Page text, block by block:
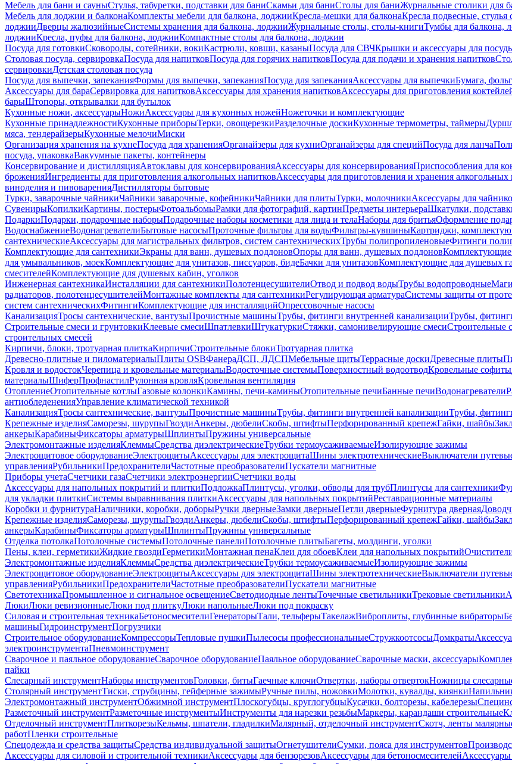
Мебель для бани и сауныСтулья, табуретки, подставки для баниСкамьи для баниСтолы для баниЖурнальные столики для
Мебель для лоджии и балконаКомплекты мебели для балкона, лоджииКресла-мешки для балконаКресла подвесные, стулья
лоджииДверцы жалюзийныеСистемы хранения для балкона, лоджииЖурнальные столы, столы-книгиТумбы для балкона,
лоджииКресла, пуфы для балкона, лоджииКомпактные столы для балкона, лоджии
Посуда для готовкиСковороды, сотейники, вокиКастрюли, ковши, казаныПосуда для СВЧКрышки и аксессуары для
Столовая посуда, сервировкаПосуда для напитковПосуда для горячих напитковПосуда для подачи и хранения напитков
сервировкиДетская столовая посуда
Посуда для выпечки, запеканияФормы для выпечки, запеканияПосуда для запеканияАксессуары для выпечкиБумага,
Аксессуары для бараСервировка для напитковАксессуары для хранения напитковАксессуары для приготовления
барыШтопоры, открывалки для бутылок
Кухонные ножи, аксессуарыНожиАксессуары для кухонных ножейНожеточки и комплектующие
Кухонные принадлежностиКухонные приборыТерки, овощерезкиРазделочные доскиКухонные термометры, таймеры
мяса, тендерайзерыКухонные мелочиМиски
Организация хранения на кухнеПосуда для храненияОрганайзеры для кухниОрганайзеры для специйПосуда для ланча
посуда, упаковкаВакуумные пакеты, контейнеры
Консервирование и дистилляцияАвтоклавы для консервированияАксессуары для консервированияПриспособления для
броженияИнгредиенты для приготовления алкогольных напитковАксессуары для приготовления и хранения алкогольных
виноделия и пивоваренияДистилляторы бытовые
Турки, заварочные чайникиЧайники заварочные, кофейникиЧайники для плитыТурки, молочникиАксессуары для
СувенирыКопилкиКартины, постерыФотоальбомыРамки для фотографий, картинПредметы интерьераШкатулки,
ПодаркиПодарки, подарочные наборыПодарочные наборы косметики для лица и телаНаборы для бритьяОформление
ВодоснабжениеВодонагревателиБытовые насосыПроточные фильтры для водыФильтры-кувшиныКартриджи,
сантехническиеАксессуары для магистральных фильтров, систем сантехническихТрубы полипропиленовыеФитинги
Комплектующие для сантехникиЭкраны для ванн, душевых поддоновОпоры для ванн, душевых поддоновКомплектующие
для умывальников, моекКомплектующие для унитазов, писсуаров, бидеБачки для унитазовКомплектующие для душевых
смесителейКомплектующие для душевых кабин, уголков
Инженерная сантехникаИнсталляции для сантехникиПолотенцесушителиОтвод и подвод водыТрубы водопроводные
радиаторов, полотенцесушителейМонтажные комплекты для сантехникиРегулирующая арматураСистемы защиты от
систем сантехническихФитингиКомплектующие для инсталляцийОпрессовочные насосы
КанализацияТросы сантехнические, вантузыПрочистные машиныТрубы, фитинги внутренней канализацииТрубы,
Строительные смеси и грунтовкиКлеевые смесиШпатлевкиШтукатуркиСтяжки, самонивелирующие смесиСтроительные
строительных смесей
Кирпичи, блоки, тротуарная плиткаКирпичиСтроительные блокиТротуарная плитка
Древесно-плитные и пиломатериалыПлиты OSBФанераДСП, ЛДСПМебельные щитыТеррасные доскиДревесные плиты
Кровля и водостокЧерепица и кровельные материалыВодосточные системыПоверхностный водоотводКровельные софиты
материалыШиферПрофнастилРулонная кровляКровельная вентиляция
ОтоплениеОтопительные котлыГазовые колонкиКамины, печи-каминыОтопительные печиБанные печиВодонагреватели
антиобледененияУправление климатической техникой
КанализацияТросы сантехнические, вантузыПрочистные машиныТрубы, фитинги внутренней канализацииТрубы,
Крепежные изделияСаморезы, шурупыГвоздиАнкеры, дюбелиСкобы, штифтыПерфорированный крепежГайки, шайбы
анкерыКарабиныФиксаторы арматурыШплинтыПружины универсальные
Электромонтажные изделияКлеммыСредства диэлектрическиеТрубки термоусаживаемыеИзолирующие зажимы
Электрощитовое оборудованиеЭлектрощитыАксессуары для электрощитаШины электротехническиеВыключатели
управленияРубильникиПредохранителиЧастотные преобразователиПускатели магнитные
Приборы учетаСчетчики газаСчетчики электроэнергииСчетчики воды
Аксессуары для напольных покрытий и плиткиПодложкаПлинтусы, уголки, обводы для трубПлинтусы для сантехники
для укладки плиткиСистемы выравнивания плиткиАксессуары для напольных покрытийРеставрационные материалы
Коробки и фурнитураНаличники, коробки, доборыРучки дверныеЗамки дверныеПетли дверныеФурнитура дверная
Крепежные изделияСаморезы, шурупыГвоздиАнкеры, дюбелиСкобы, штифтыПерфорированный крепежГайки, шайбы
анкерыКарабиныФиксаторы арматурыШплинтыПружины универсальные
Отделка потолкаПотолочные системыПотолочные панелиПотолочные плитыБагеты, молдинги, уголки
Пены, клеи, герметикиЖидкие гвоздиГерметикиМонтажная пенаКлеи для обоевКлеи для напольных покрытий
Электромонтажные изделияКлеммыСредства диэлектрическиеТрубки термоусаживаемыеИзолирующие зажимы
Электрощитовое оборудованиеЭлектрощитыАксессуары для электрощитаШины электротехническиеВыключатели
управленияРубильникиПредохранителиЧастотные преобразователиПускатели магнитные
СветотехникаПромышленное и сигнальное освещениеСветодиодные лентыТочечные светильникиТрековые светильники
ЛюкиЛюки ревизионныеЛюки под плиткуЛюки напольныеЛюки под покраску
Силовая и строительная техникаБетоносмесителиГенераторыТали, тельферыТакелажВиброплиты, глубинные вибраторы
машиныГидроинструментПогрузчики
Строительное оборудованиеКомпрессорыТепловые пушкиПылесосы профессиональныеСтружкоотсосыДомкраты
электроинструментаПневмоинструмент
Сварочное и паяльное оборудованиеСварочное оборудованиеПаяльное оборудованиеСварочные маски, аксессуары
пайки
Слесарный инструментНаборы инструментовГоловки, битыГаечные ключиОтвертки, наборы отвертокНожницы
Столярный инструментТиски, струбцины, гейферные зажимыРучные пилы, ножовкиМолотки, кувалды, киянки
Электромонтажный инструментОбжимной инструментПлоскогубцы, круглогубцыКусачки, болторезы, кабелерезы
Разметочный инструментРазметочные инструментыИнструменты для нарезки резьбыМаркеры, карандаши строительные
Отделочный инструментПлиткорезыКельмы, шпатели, гладилкиМалярный, отделочный инструментСкотч, ленты
работПленки строительные
Спецодежда и средства защитыСредства индивидуальной защитыОгнетушителиСумки, пояса для инструментов
Аксессуары для силовой и строительной техникиАксессуары для бензорезовАксессуары для бетоносмесителей